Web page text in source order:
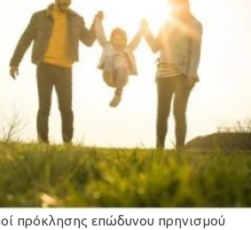
πρόκλησης επώδυνου πρηνισμού